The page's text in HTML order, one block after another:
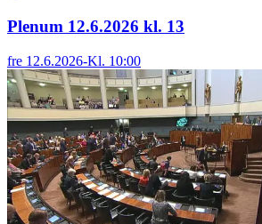
Plenum 12.6.2026 kl. 13
fre 12.6.2026-Kl. 10:00